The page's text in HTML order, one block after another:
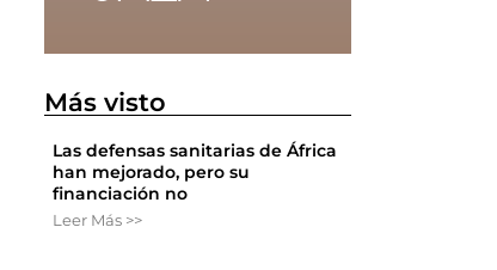
Más visto
Las defensas sanitarias de África
han mejorado, pero su
financiación no
Leer Más >>